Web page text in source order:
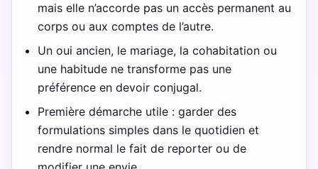
mais elle n’accorde pas un accès permanent au
corps ou aux comptes de l’autre.
Un oui ancien, le mariage, la cohabitation ou
une habitude ne transforme pas une
préférence en devoir conjugal.
Première démarche utile : garder des
formulations simples dans le quotidien et
rendre normal le fait de reporter ou de